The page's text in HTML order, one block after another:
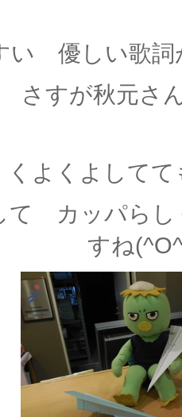
い 優しい歌
さすが秋元さ
よくよしてて
て カッパら
すね